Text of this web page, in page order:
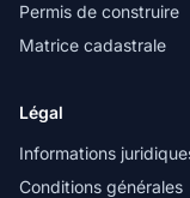
Permis de construire
Matrice cadastrale
Légal
Informations
Conditions générales